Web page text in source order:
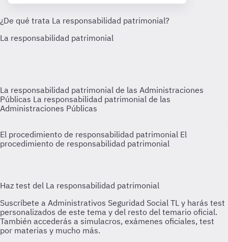
La responsabilidad patrimonial de las Administraciones
Públicas La responsabilidad patrimonial de las
Administraciones Públicas
El procedimiento de responsabilidad patrimonial El
procedimiento de responsabilidad patrimonial